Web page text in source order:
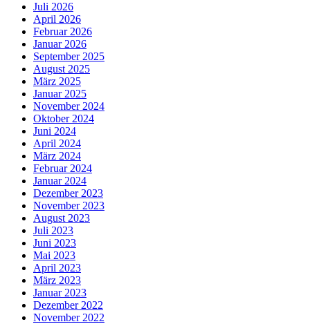
Juli 2026
April 2026
Februar 2026
Januar 2026
September 2025
August 2025
März 2025
Januar 2025
November 2024
Oktober 2024
Juni 2024
April 2024
März 2024
Februar 2024
Januar 2024
Dezember 2023
November 2023
August 2023
Juli 2023
Juni 2023
Mai 2023
April 2023
März 2023
Januar 2023
Dezember 2022
November 2022